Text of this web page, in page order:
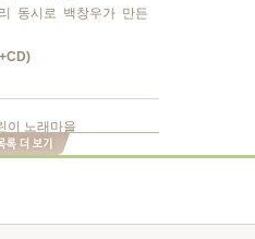
동시로 백창우가 만든
이 노래마을
기로 백창우가 만든 노래